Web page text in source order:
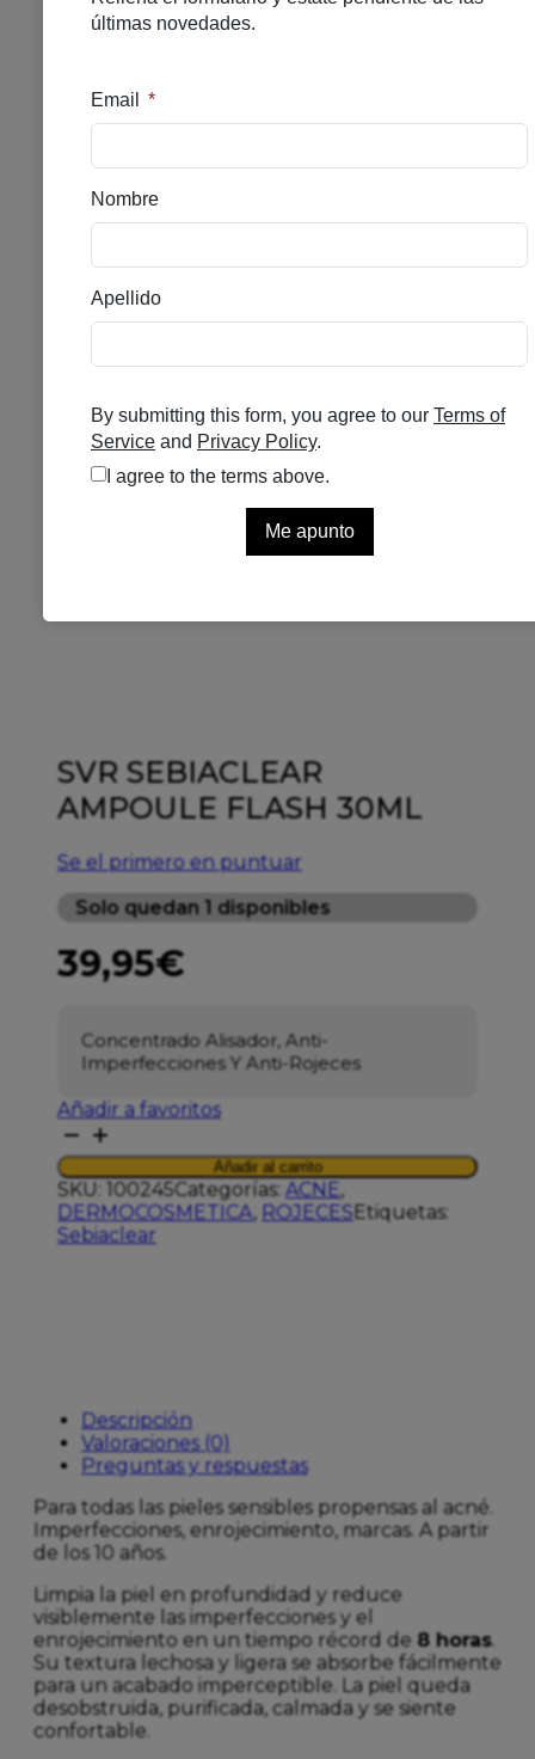
SVR SEBIACLEAR
AMPOULE FLASH 30ML
Se el primero en puntuar
Solo quedan 1 disponibles
39,95€
Concentrado Alisador, Anti-
Imperfecciones Y Anti-Rojeces
Añadir a favoritos
SVR
SEBIACLEAR
AMPOULE
FLASH
30ML
cantidad
Añadir al carrito
SKU: 100245Categorías: ACNE,
DERMOCOSMETICA, ROJECESEtiquetas:
Sebiaclear
Descripción
Valoraciones (0)
Preguntas y respuestas
Para todas las pieles sensibles propensas al acné.
Imperfecciones, enrojecimiento, marcas. A partir
de los 10 años.
Limpia la piel en profundidad y reduce
visiblemente las imperfecciones y el
enrojecimiento en un tiempo récord de 8 horas.
Su textura lechosa y ligera se absorbe fácilmente
para un acabado imperceptible. La piel queda
desobstruida, purificada, calmada y se siente
confortable.